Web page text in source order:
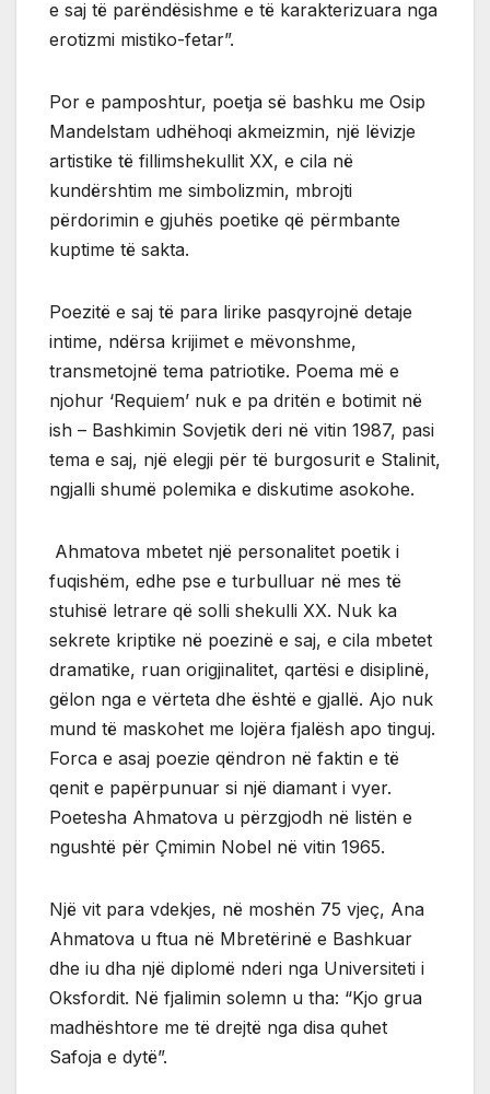
e saj të parëndësishme e të karakterizuara nga
erotizmi mistiko-fetar”.
Por e pamposhtur, poetja së bashku me Osip
Mandelstam udhëhoqi akmeizmin, një lëvizje
artistike të fillimshekullit XX, e cila në
kundërshtim me simbolizmin, mbrojti
përdorimin e gjuhës poetike që përmbante
kuptime të sakta.
Poezitë e saj të para lirike pasqyrojnë detaje
intime, ndërsa krijimet e mëvonshme,
transmetojnë tema patriotike. Poema më e
njohur ‘Requiem’ nuk e pa dritën e botimit në
ish – Bashkimin Sovjetik deri në vitin 1987, pasi
tema e saj, një elegji për të burgosurit e Stalinit,
ngjalli shumë polemika e diskutime asokohe.
Ahmatova mbetet një personalitet poetik i
fuqishëm, edhe pse e turbulluar në mes të
stuhisë letrare që solli shekulli XX. Nuk ka
sekrete kriptike në poezinë e saj, e cila mbetet
dramatike, ruan origjinalitet, qartësi e disiplinë,
gëlon nga e vërteta dhe është e gjallë. Ajo nuk
mund të maskohet me lojëra fjalësh apo tinguj.
Forca e asaj poezie qëndron në faktin e të
qenit e papërpunuar si një diamant i vyer.
Poetesha Ahmatova u përzgjodh në listën e
ngushtë për Çmimin Nobel në vitin 1965.
Një vit para vdekjes, në moshën 75 vjeç, Ana
Ahmatova u ftua në Mbretërinë e Bashkuar
dhe iu dha një diplomë nderi nga Universiteti i
Oksfordit. Në fjalimin solemn u tha: “Kjo grua
madhështore me të drejtë nga disa quhet
Safoja e dytë”.